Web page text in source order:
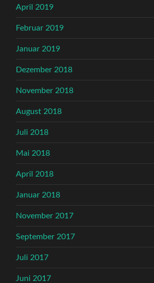
April 2019
Februar 2019
Januar 2019
Dezember 2018
November 2018
August 2018
Juli 2018
Mai 2018
April 2018
Januar 2018
November 2017
September 2017
Juli 2017
Juni 2017